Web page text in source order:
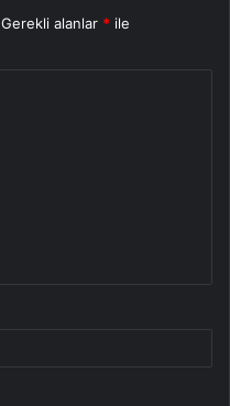
Gerekli alanlar * ile